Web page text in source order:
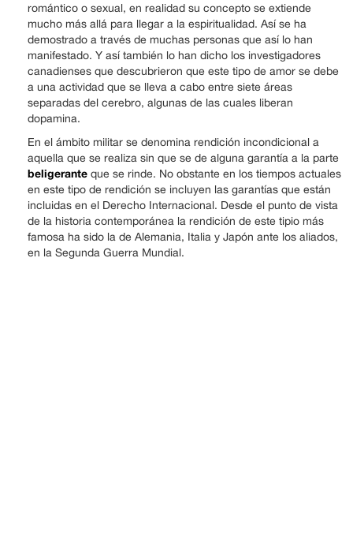
romántico o sexual, en realidad su concepto se extiende
mucho más allá para llegar a la espiritualidad. Así se ha
demostrado a través de muchas personas que así lo han
manifestado. Y así también lo han dicho los investigadores
canadienses que descubrieron que este tipo de amor se debe
a una actividad que se lleva a cabo entre siete áreas
separadas del cerebro, algunas de las cuales liberan
dopamina.
En el ámbito militar se denomina rendición incondicional a
aquella que se realiza sin que se de alguna garantía a la parte
beligerante que se rinde. No obstante en los tiempos actuales
en este tipo de rendición se incluyen las garantías que están
incluidas en el Derecho Internacional. Desde el punto de vista
de la historia contemporánea la rendición de este tipio más
famosa ha sido la de Alemania, Italia y Japón ante los aliados,
en la Segunda Guerra Mundial.